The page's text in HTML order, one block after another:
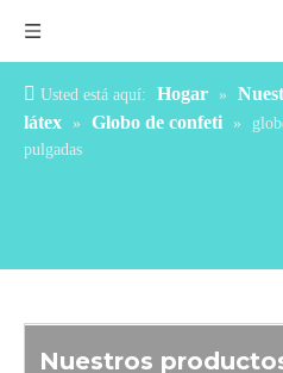
Usted está aquí: Hogar »
látex
» Globo de confeti »
pulgadas
Nuestros